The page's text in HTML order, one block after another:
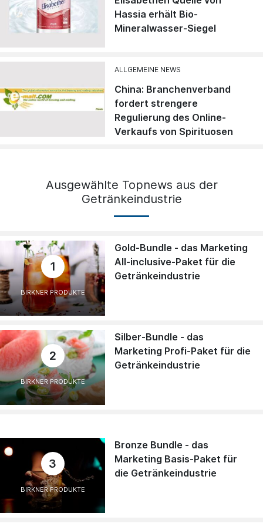
Hassia erhält Bio-
Mineralwasser-Siegel
ALLGEMEINE NEWS
China: Branchenverband
fordert strengere
Regulierung des Online-
Verkaufs von Spirituosen
Ausgewählte Topnews aus der
Getränkeindustrie
1
BIRKNER PRODUKTE
Gold-Bundle - das Marketing
All-inclusive-Paket für die
Getränkeindustrie
2
BIRKNER PRODUKTE
Silber-Bundle - das
Marketing Profi-Paket für die
Getränkeindustrie
3
BIRKNER PRODUKTE
Bronze Bundle - das
Marketing Basis-Paket für
die Getränkeindustrie